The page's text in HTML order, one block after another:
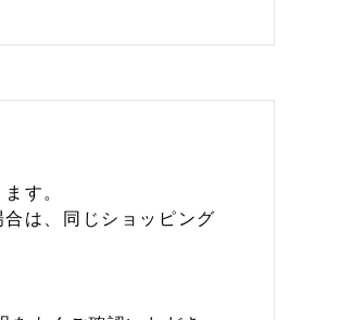
す。
は、同じショッピング